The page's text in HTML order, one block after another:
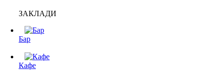
ЗАКЛАДИ
Бар
Кафе